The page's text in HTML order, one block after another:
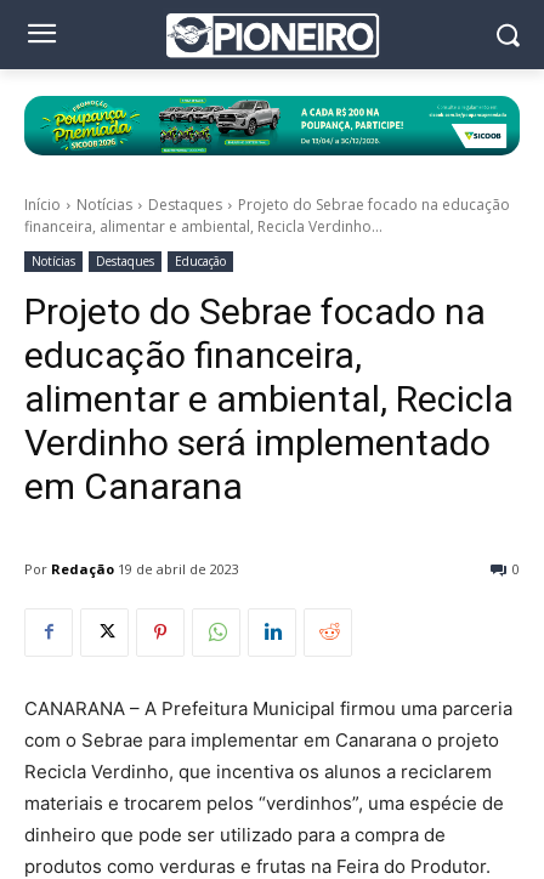
Início Notícias Destaques
Projeto do Sebrae focado na educação
financeira, alimentar e ambiental, Recicla Verdinho...
Notícias Destaques Educação
Projeto do Sebrae focado na
educação financeira,
alimentar e ambiental, Recicla
Verdinho será implementado
em Canarana
Por Redação 0
19 de abril de 2023
CANARANA – A Prefeitura Municipal firmou uma parceria
com o Sebrae para implementar em Canarana o projeto
Recicla Verdinho, que incentiva os alunos a reciclarem
materiais e trocarem pelos “verdinhos”, uma espécie de
dinheiro que pode ser utilizado para a compra de
produtos como verduras e frutas na Feira do Produtor.